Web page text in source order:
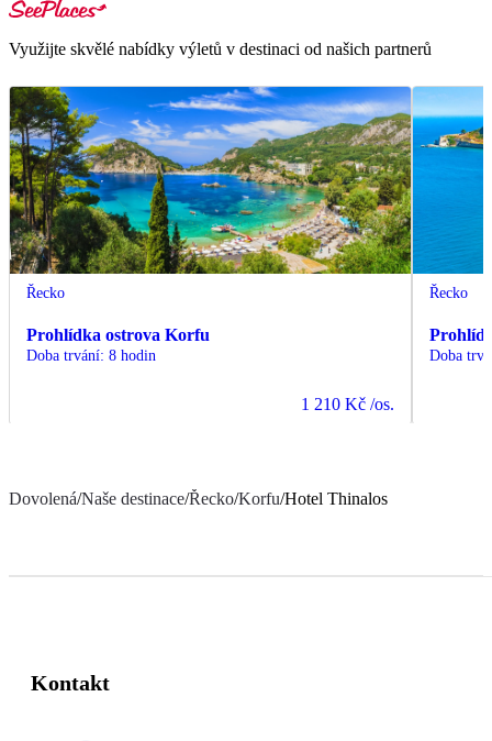
Využijte skvělé nabídky výletů v destinaci od našich partnerů
Řecko
Prohlídka ostrova Korfu
Doba trvání: 8 hodin
1 210 Kč /os.
Řecko
Doba
Dovolená/Naše destinace/Řecko/Korfu/Hotel Thinalos
Kontakt